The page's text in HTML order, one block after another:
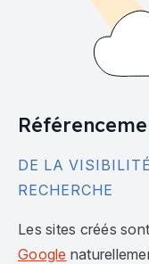
DE LA
RECHERCHE
Les sites créés
Google